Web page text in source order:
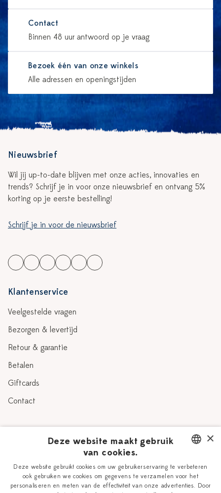
Contact
Binnen 48 uur antwoord op je vraag
Bezoek één van onze winkels
Alle adressen en openingstijden
Nieuwsbrief
Wil jij up-to-date blijven met onze acties, innovaties en
trends? Schrijf je in voor onze nieuwsbrief en ontvang 5%
korting op je eerste bestelling!
Schrijf je in voor de nieuwsbrief
Klantenservice
Veelgestelde vragen
Bezorgen & levertijd
Retour & garantie
Betalen
Giftcards
Contact
Verhaal
Onze plateelschilders
Delfts Blauw
Workshops
Vacatures
DUTCH
ENGLISH
×
Deze website maakt gebruik
van cookies.
Deze website gebruikt cookies om uw gebruikerservaring te verbeteren
ook gebruiken we cookies om gegevens te verzamelen voor het
personaliseren en meten van de effectiviteit van onze advertenties. Door